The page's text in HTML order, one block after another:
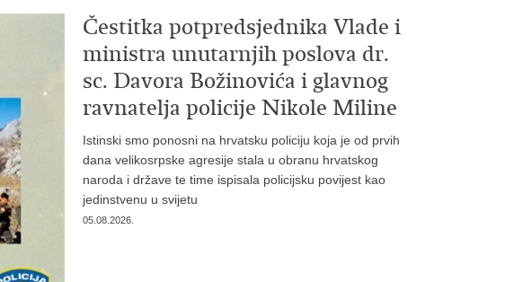
Čestitka potpredsjednika Vlade i
ministra unutarnjih poslova dr.
sc. Davora Božinovića i glavnog
ravnatelja policije Nikole Miline
Istinski smo ponosni na hrvatsku policiju koja je od prvih
dana velikosrpske agresije stala u obranu hrvatskog
naroda i države te time ispisala policijsku povijest kao
jedinstvenu u svijetu
05.08.2026.